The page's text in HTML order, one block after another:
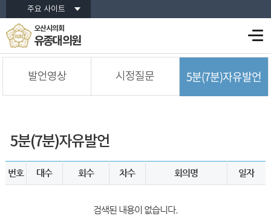
주요 사이트
오산시의회
유종대 의원
발언영상 시정질문 5분(7분)자유발언
5분(7분)자유발언
번호 대수 회수 차수 회의명 일자
검색된 내용이 없습니다.